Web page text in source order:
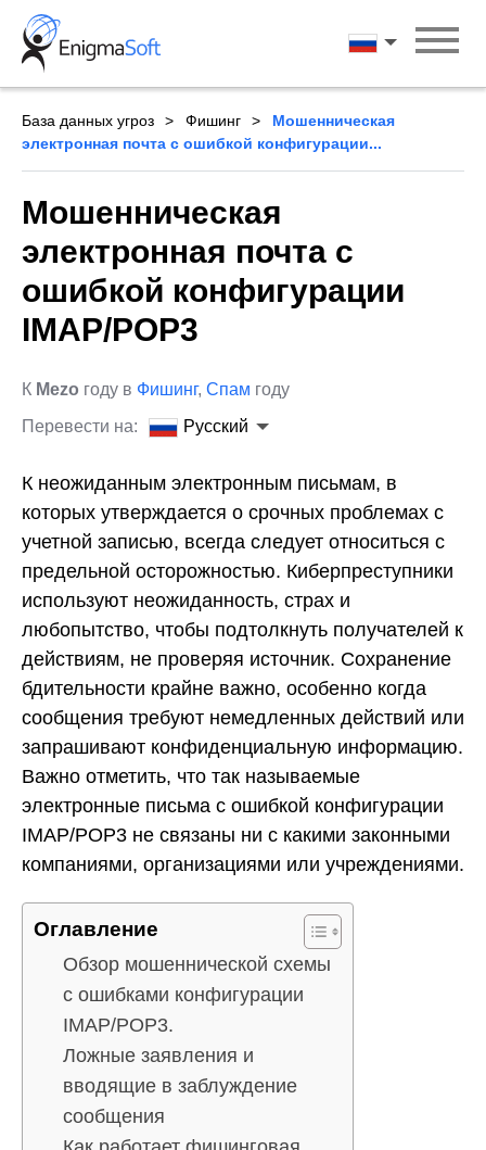
Skip
content
Русский
База данных угроз Фишинг
Мошенническая
электронная почта с ошибкой конфигурации...
Мошенническая
электронная почта с
ошибкой конфигурации
IMAP/POP3
К Mezo году в Фишинг, Спам году
Перевести на:
Русский
К неожиданным электронным письмам, в
которых утверждается о срочных проблемах с
учетной записью, всегда следует относиться с
предельной осторожностью. Киберпреступники
используют неожиданность, страх и
любопытство, чтобы подтолкнуть получателей к
действиям, не проверяя источник. Сохранение
бдительности крайне важно, особенно когда
сообщения требуют немедленных действий или
запрашивают конфиденциальную информацию.
Важно отметить, что так называемые
электронные письма с ошибкой конфигурации
IMAP/POP3 не связаны ни с какими законными
компаниями, организациями или учреждениями.
Оглавление
Обзор мошеннической схемы
с ошибками конфигурации
IMAP/POP3.
Ложные заявления и
вводящие в заблуждение
сообщения